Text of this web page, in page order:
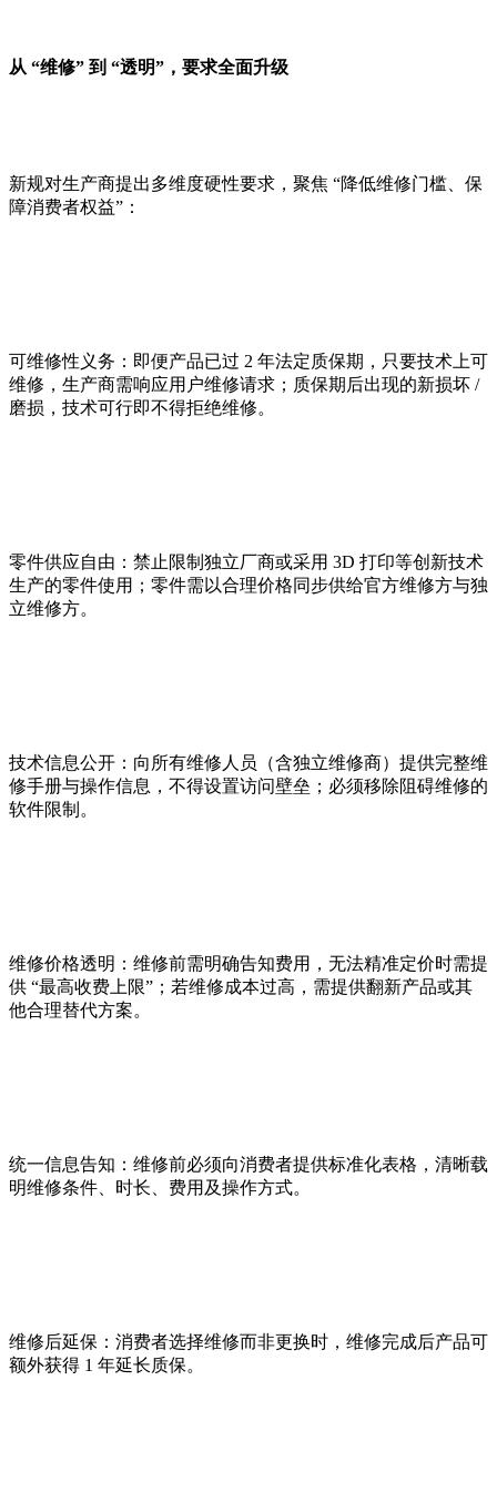
从 “维修” 到 “透明”，要求全面升级
新规对生产商提出多维度硬性要求，聚焦 “降低维修门槛、保
障消费者权益”：
可维修性义务：即便产品已过 2 年法定质保期，只要技术上可
维修，生产商需响应用户维修请求；质保期后出现的新损坏 /
磨损，技术可行即不得拒绝维修。
零件供应自由：禁止限制独立厂商或采用 3D 打印等创新技术
生产的零件使用；零件需以合理价格同步供给官方维修方与独
立维修方。
技术信息公开：向所有维修人员（含独立维修商）提供完整维
修手册与操作信息，不得设置访问壁垒；必须移除阻碍维修的
软件限制。
维修价格透明：维修前需明确告知费用，无法精准定价时需提
供 “最高收费上限”；若维修成本过高，需提供翻新产品或其
他合理替代方案。
统一信息告知：维修前必须向消费者提供标准化表格，清晰载
明维修条件、时长、费用及操作方式。
维修后延保：消费者选择维修而非更换时，维修完成后产品可
额外获得 1 年延长质保。